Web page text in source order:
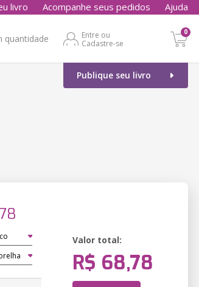
livro Acompanhe seus pedidos Ajuda
quantidade
Entre ou
Cadastre-se
0
Publique seu livro
Valor total:
R$ 68,78